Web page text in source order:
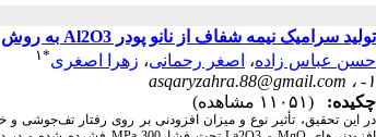
تولید سرامیک نیمه شفاف از نانو پودر Al2O3 به روش تف‌جوشی بدون فشار
حسن عباس زاده، اصغر رحمانی، زهرا اصغری*۱
۱- ،
asqaryzahra.88@gmail.com
چکیده:
(۱۱۰۵۱ مشاهده)